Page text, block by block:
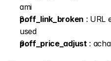
ami
poff_link_broken : URL
used
poff_price_adjust :